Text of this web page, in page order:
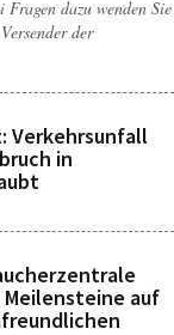
dazu wenden Sie
der
Verkehrsunfall
in
auf